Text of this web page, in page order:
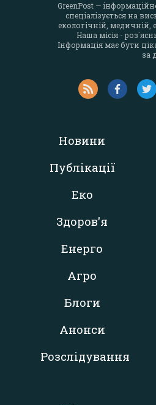
GreenPost —
спеціалізується на
екологічній, медичній,
Наша місія -
Інформація має бути
за
Новини
Публікації
Еко
Здоров'я
Енерго
Агро
Блоги
Анонси
Розслідування